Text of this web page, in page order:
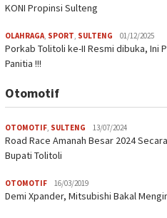
KONI Propinsi Sulteng
OLAHRAGA SPORT SULTENG 01/12/2025
Porkab Tolitoli ke-II Resmi dibuka, Ini
Panitia !!!
Otomotif
OTOMOTIF, SULTENG 13/07/2024
Road Race Amanah Besar 2024
Bupati Tolitoli
OTOMOTIF 16/03/2019
Demi Xpander, Mitsubishi Bakal